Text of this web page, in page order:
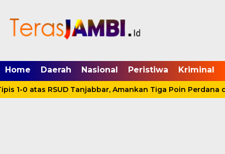
Home Daerah Nasional Peristiwa Kriminal
1-0 atas RSUD Tanjabbar, Amankan Tiga Poin Perdana di